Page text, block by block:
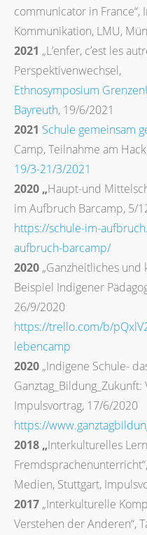
communicator in
Kommunikation, LMU,
2021 „L’enfer, c’est les
Perspektivenwechsel,
Ethnosymposium
Bayreuth, 19/6/2021
2021 Schule gemeinsam
Camp, Teilnahme am
19/3-21/3/2021
2020 „Haupt-und
im Aufbruch Barcamp, 5/
https://schule-im-
aufbruch-barcamp/
2020 „Ganzheitliches
Beispiel Indigener
26/9/2020
https://trello.com/b/
lebencamp
2020 „Indigene Schule-
Impulsvortrag, 17/6/2020
https://
2018 „Interkulturelles
Medien, Stuttgart,
2017 „Interkulturelle
Verstehen der Anderen“,